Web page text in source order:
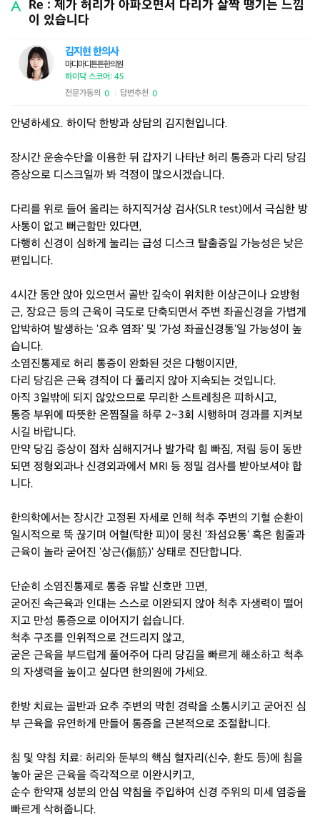
Re : 제가 허리가 아파오면서 다리가 살짝 땡기는 느낌
이 있습니다
김지현 한의사
마디마디튼튼한의원
하이닥 스코어: 45
전문가동의 0 답변추천 0
안녕하세요. 하이닥 한방과 상담의 김지현입니다.
장시간 운송수단을 이용한 뒤 갑자기 나타난 허리 통증과 다리 당김
증상으로 디스크일까 봐 걱정이 많으시겠습니다.
다리를 위로 들어 올리는 하지직거상 검사(SLR test)에서 극심한 방
사통이 없고 뻐근함만 있다면,
다행히 신경이 심하게 눌리는 급성 디스크 탈출증일 가능성은 낮은
편입니다.
4시간 동안 앉아 있으면서 골반 깊숙이 위치한 이상근이나 요방형
근, 장요근 등의 근육이 극도로 단축되면서 주변 좌골신경을 가볍게
압박하여 발생하는 '요추 염좌' 및 '가성 좌골신경통'일 가능성이 높
습니다.
소염진통제로 허리 통증이 완화된 것은 다행이지만,
다리 당김은 근육 경직이 다 풀리지 않아 지속되는 것입니다.
아직 3일밖에 되지 않았으므로 무리한 스트레칭은 피하시고,
통증 부위에 따뜻한 온찜질을 하루 2~3회 시행하며 경과를 지켜보
시길 바랍니다.
만약 당김 증상이 점차 심해지거나 발가락 힘 빠짐, 저림 등이 동반
되면 정형외과나 신경외과에서 MRI 등 정밀 검사를 받아보셔야 합
니다.
한의학에서는 장시간 고정된 자세로 인해 척추 주변의 기혈 순환이
일시적으로 뚝 끊기며 어혈(탁한 피)이 뭉친 '좌섬요통' 혹은 힘줄과
근육이 놀라 굳어진 '상근(傷筋)' 상태로 진단합니다.
단순히 소염진통제로 통증 유발 신호만 끄면,
굳어진 속근육과 인대는 스스로 이완되지 않아 척추 자생력이 떨어
지고 만성 통증으로 이어지기 쉽습니다.
척추 구조를 인위적으로 건드리지 않고,
굳은 근육을 부드럽게 풀어주어 다리 당김을 빠르게 해소하고 척추
의 자생력을 높이고 싶다면 한의원에 가세요.
한방 치료는 골반과 요추 주변의 막힌 경락을 소통시키고 굳어진 심
부 근육을 유연하게 만들어 통증을 근본적으로 조절합니다.
침 및 약침 치료: 허리와 둔부의 핵심 혈자리(신수, 환도 등)에 침을
놓아 굳은 근육을 즉각적으로 이완시키고,
순수 한약재 성분의 안심 약침을 주입하여 신경 주위의 미세 염증을
빠르게 삭혀줍니다.